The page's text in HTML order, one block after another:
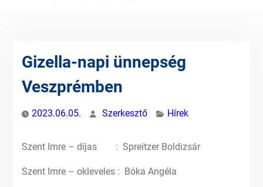
Gizella-napi ünnepség
Veszprémben
2023.06.05. Szerkesztő Hírek
Szent Imre – díjas : Spreitzer Boldizsár
Szent Imre – okleveles : Bóka Angéla